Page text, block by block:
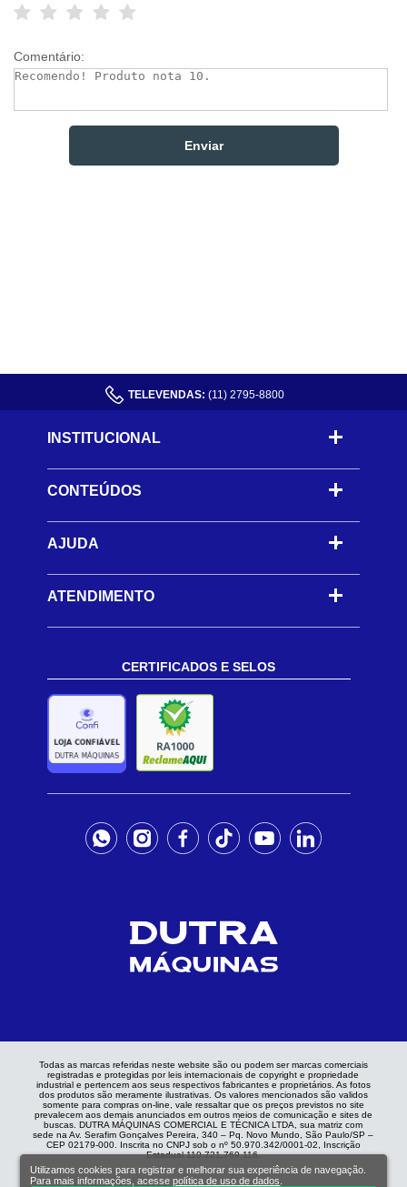
Comentário:
TELEVENDAS: (11) 2795-8800
INSTITUCIONAL
CONTEÚDOS -
AJUDA -
ATENDIMENTO
CERTIFICADOS E SELOS
Todas as marcas referidas neste website são ou podem ser marcas comerciais
registradas e protegidas por leis internacionais de copyright e propriedade
industrial e pertencem aos seus respectivos fabricantes e proprietários. As fotos
dos produtos são meramente ilustrativas. Os valores mencionados são validos
somente para compras on-line, vale ressaltar que os preços previstos no site
prevalecem aos demais anunciados em outros meios de comunicação e sites de
buscas. DUTRA MÁQUINAS COMERCIAL E TÉCNICA LTDA, sua matriz com
sede na Av. Serafim Gonçalves Pereira, 340 – Pq. Novo Mundo, São Paulo/SP –
CEP 02179-000. Inscrita no CNPJ sob o nº 50.970.342/0001-02, Inscrição
Estadual 110.721.769.116.
Utilizamos cookies para registrar e melhorar sua experiência de navegação.
Para mais informações, acessepolítica de uso de dados